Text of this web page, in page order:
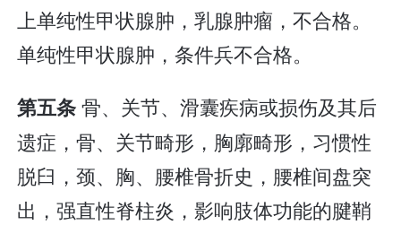
上单纯性甲状腺肿，乳腺肿瘤，不合格。
单纯性甲状腺肿，条件兵不合格。
第五条骨、关节、滑囊疾病或损伤及其后
遗症，骨、关节畸形，胸廓畸形，习惯性
脱臼，颈、胸、腰椎骨折史，腰椎间盘突
出，强直性脊柱炎，影响肢体功能的腱鞘